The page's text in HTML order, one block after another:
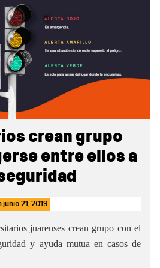
crean grupo
entre ellos a
junio 21, 2019
juarenses crean grupo con el
y ayuda mutua en casos de